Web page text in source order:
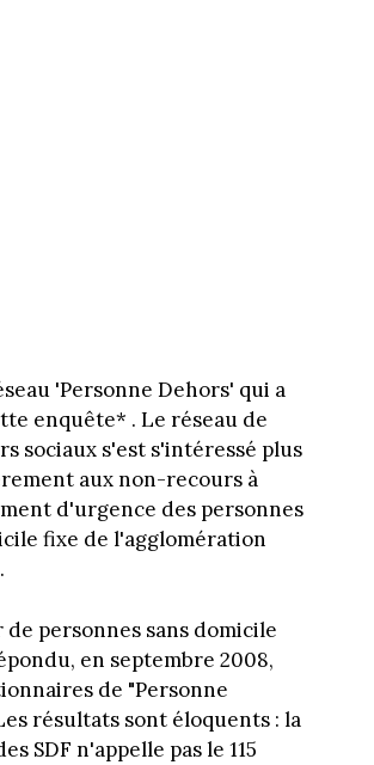
'Personne Dehors' qui a
enquête* . Le réseau de
sociaux s'est s'intéressé plus
aux non-recours à
d'urgence des personnes
fixe de l'agglomération
personnes sans domicile
en septembre 2008,
de "Personne
résultats sont éloquents : la
SDF n'appelle pas le 115